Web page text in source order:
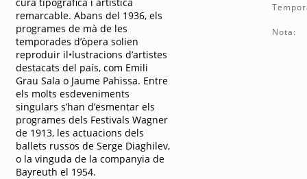
remarcable. Abans del 1936, els
programes de mà de les
temporades d’òpera solien
reproduir il•lustracions d’artistes
destacats del país, com Emili
Grau Sala o Jaume Pahissa. Entre
els molts esdeveniments
singulars s’han d’esmentar els
programes dels Festivals Wagner
de 1913, les actuacions dels
ballets russos de Serge Diaghilev,
o la vinguda de la companyia de
Bayreuth el 1954.
Nota: